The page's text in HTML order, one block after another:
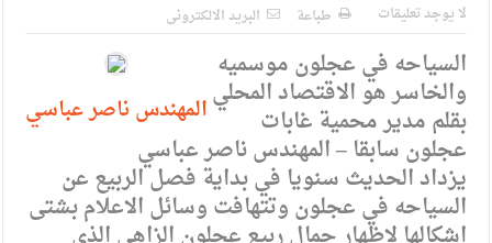
الإسلامية والمسيحية
الأمن يتلف 16 مليون حبة كبتاجون و1480 كغم مواد مخدرة
النواب يقر مشروع تعديل قانون الملكية العقارية
القاضي يلتقي رؤساء تحرير الصحف اليومية ويؤكد حرص مجلس
النواب على شراكة فاعلة مع الإعلام
دعوة المكلفين بخدمة العلم (الدفعة الثالثة) إلى مراجعة منصة خدمة
لا يوجد تعليقات طباعة البريد الالكترونى
المهندس ناصر عباسي
السياحه في عجلون موسميه
والخاسر هو الاقتصاد المحلي
بقلم مدير محمية غابات
عجلون سابقا – المهندس ناصر عباسي
يزداد الحديث سنويا في بداية فصل الربيع عن
السياحه في عجلون وتتهافت وسائل الاعلام بشتى